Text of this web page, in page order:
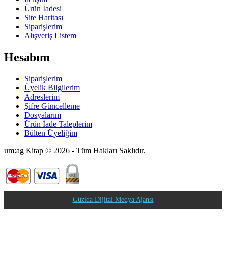
Ürün İadesi
Site Haritası
Siparişlerim
Alışveriş Listem
Hesabım
Siparişlerim
Üyelik Bilgilerim
Adreslerim
Şifre Güncelleme
Dosyalarım
Ürün İade Taleplerim
Bülten Üyeliğim
um:ag Kitap © 2026 - Tüm Hakları Saklıdır.
Güzida Dijital Medya Ajansı